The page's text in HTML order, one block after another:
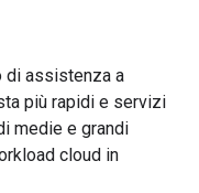
di assistenza a
più rapidi e servizi
medie e grandi
cloud in